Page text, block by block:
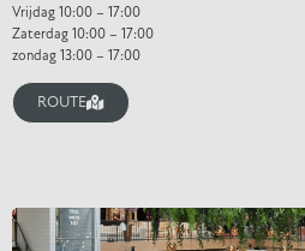
Vrijdag 10:00 – 17:00
Zaterdag 10:00 – 17:00
zondag 13:00 – 17:00
ROUTE